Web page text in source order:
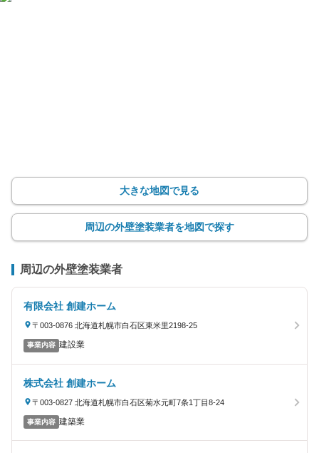
大きな地図で見る
周辺の外壁塗装業者を地図で探す
周辺の外壁塗装業者
有限会社 創建ホーム
〒003-0876 北海道札幌市白石区東米里2198-25
事業内容 建設業
株式会社 創建ホーム
〒003-0827 北海道札幌市白石区菊水元町7条1丁目8-24
事業内容 建築業